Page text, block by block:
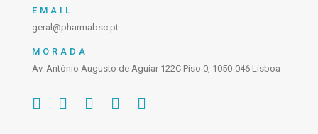
EMAIL
geral@pharmabsc.pt
MORADA
Av. António Augusto de Aguiar 122C Piso 0, 1050-046 Lisboa